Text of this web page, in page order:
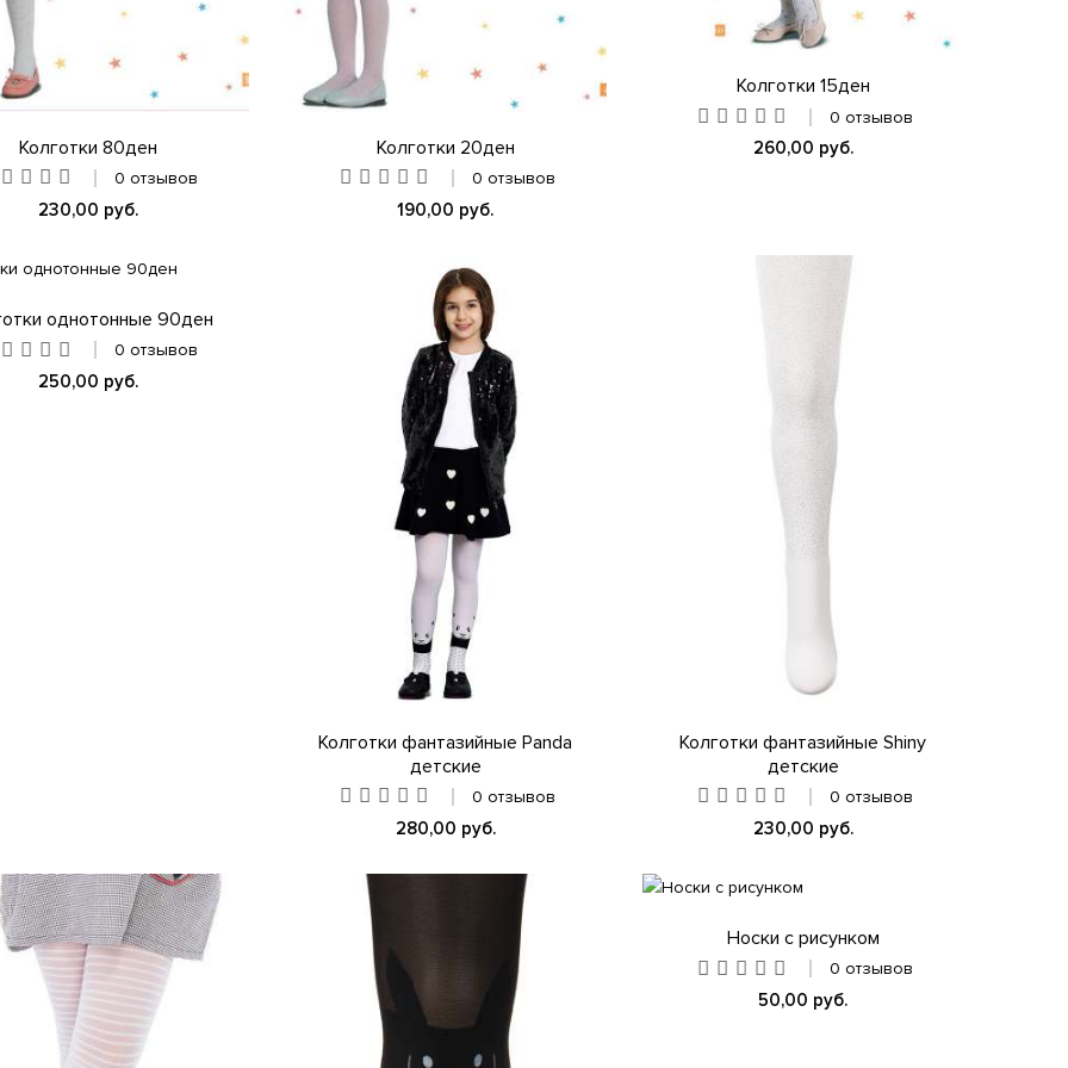
Колготки 80ден
0 отзывов
230,00 руб.
Колготки 20ден
0 отзывов
190,00 руб.
Колготки 15ден
0 отзывов
260,00 руб.
однотонные 90ден
0 отзывов
250,00 руб.
Колготки фантазийные Panda
детские
0 отзывов
280,00 руб.
Колготки фантазийные Shiny
детские
0 отзывов
230,00 руб.
Носки с рисунком
0 отзывов
50,00 руб.